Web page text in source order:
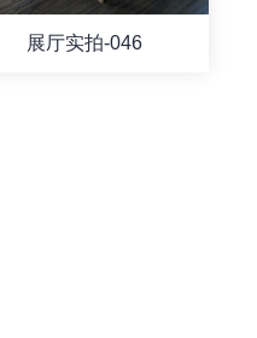
展厅实拍-046